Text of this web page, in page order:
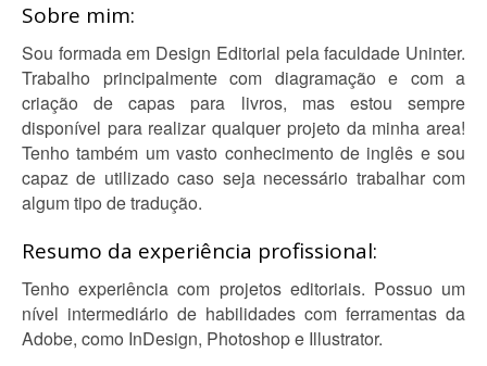
Sobre mim:
Sou formada em Design Editorial pela faculdade Uninter.
Trabalho principalmente com diagramação e com a
criação de capas para livros, mas estou sempre
disponível para realizar qualquer projeto da minha area!
Tenho também um vasto conhecimento de inglês e sou
capaz de utilizado caso seja necessário trabalhar com
algum tipo de tradução.
Resumo da experiência profissional:
Tenho experiência com projetos editoriais. Possuo um
nível intermediário de habilidades com ferramentas da
Adobe, como InDesign, Photoshop e Illustrator.